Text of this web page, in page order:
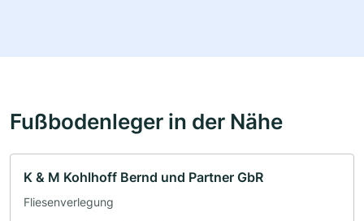
Fußbodenleger in der Nähe
K & M Kohlhoff Bernd und Partner GbR
Fliesenverlegung